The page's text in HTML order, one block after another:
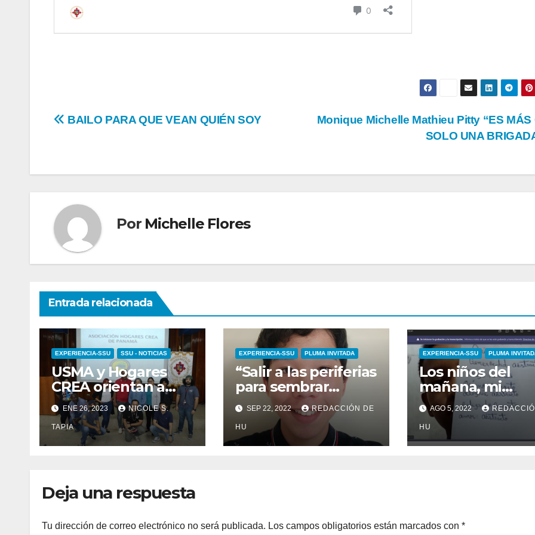
Monique Michelle Mathieu Pitty “ES MÁS
SOLO UNA
BAILO PARA QUE VEAN QUIÉN SOY
Por Michelle Flores
Entrada relacionada
EXPERIENCIA-SSU SSU - NOTICIAS
USMA y Hogares
CREA orientan a
estudiantes para
servicio social
ENE 26, 2023 NICOLE S.
TAPIA
EXPERIENCIA-SSU PLUMA INVITADA
“Salir a las periferias
para sembrar
felicidad”
SEP 22, 2022 REDACCIÓN DE
HU
EXPERIENCIA-SSU PLUMA
Los niños del
mañana, mi
experiencia de
Servicio Social
Universitario
AGO 5, 2022
HU
Deja una respuesta
Tu dirección de correo electrónico no será publicada. Los campos obligatorios están marcados con *